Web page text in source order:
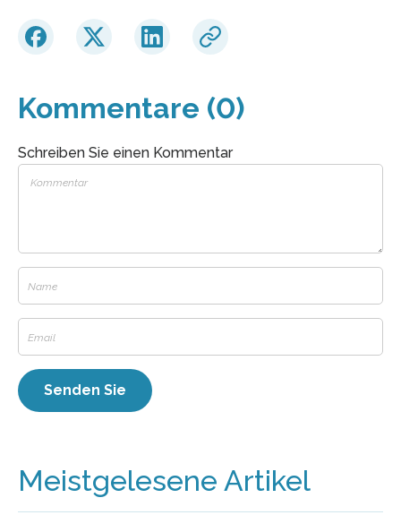
Kommentare (0)
Schreiben Sie einen Kommentar
Meistgelesene Artikel